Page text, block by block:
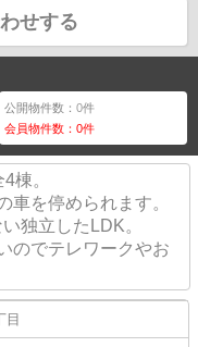
せする
公開物件数：0件
会員物件数：0件
棟。
車を停められます。
独立したLDK。
のでテレワークやお
目